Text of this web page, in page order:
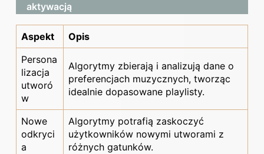
aktywacją
Aspekt
Opis
Persona
lizacja
utworó
w
Algorytmy zbierają i analizują dane o
preferencjach muzycznych, tworząc
idealnie dopasowane playlisty.
Nowe
odkryci
a
Algorytmy potrafią zaskoczyć
użytkowników nowymi utworami z
różnych gatunków.